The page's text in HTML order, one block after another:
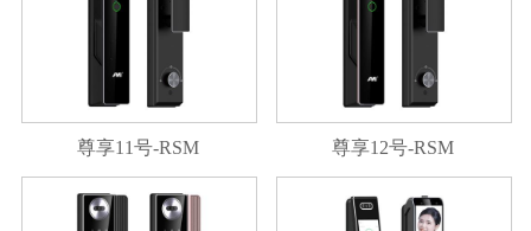
尊享11号-RSM 尊享12号-RSM